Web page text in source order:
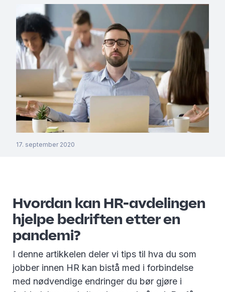
17. september 2020
Hvordan kan HR-avdelingen
hjelpe bedriften etter en
pandemi?
I denne artikkelen deler vi tips til hva du som
jobber innen HR kan bistå med i forbindelse
med nødvendige endringer du bør gjøre i